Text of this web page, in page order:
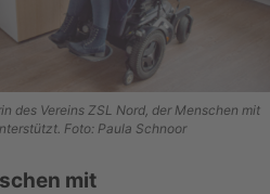
des Vereins ZSL Nord, der Menschen mit
Foto: Paula Schnoor
mit